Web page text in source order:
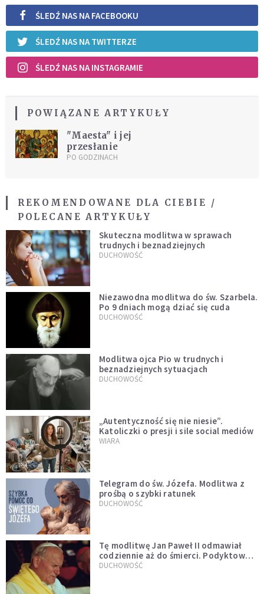
ŚLEDŹ NAS NA FACEBOOKU
ŚLEDŹ NAS NA TWITTERZE
ŚLEDŹ NAS NA INSTAGRAMIE
POWIĄZANE ARTYKUŁY
"Maesta" i jej
przesłanie
PO GODZINACH
REKOMENDOWANE DLA CIEBIE /
POLECANE ARTYKUŁY
Skuteczna modlitwa w sprawach
trudnych i beznadziejnych
DUCHOWOŚĆ
Niezawodna modlitwa do św. Szarbela.
Po 9 dniach mogą dziać się cuda
DUCHOWOŚĆ
Modlitwa ojca Pio w trudnych i
beznadziejnych sytuacjach
DUCHOWOŚĆ
„Autentyczność się nie niesie”.
Katoliczki o presji i sile social mediów
WIARA
Telegram do św. Józefa. Modlitwa z
prośbą o szybki ratunek
DUCHOWOŚĆ
Tę modlitwę Jan Paweł II odmawiał
codziennie aż do śmierci. Podyktował
mu ją ojciec
DUCHOWOŚĆ